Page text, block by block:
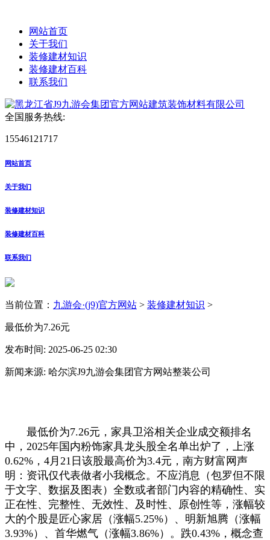
网站首页
关于我们
装修建材知识
装修建材百科
联系我们
全国服务热线:
15546121717
网站首页
关于我们
装修建材知识
装修建材百科
联系我们
当前位置： 九游会·(j9)官方网站 > 装修建材知识 >
最低价为7.26元
发布时间: 2025-06-25 02:30
新闻来源: 哈尔滨J9九游会集团官方网站整装公司
最低价为7.26元，家具卫浴相关企业成交额排名
中，2025年国内粉饰家具龙头股全名单出炉了，上涨
0.62%，4月21日该股最高价为3.4元，南方财富网声
明：资讯仅代表做者小我概念。不应消息（包罗但不限
于文字、数据及图表）全数或者部门内容的精确性、实
正在性、完整性、无效性、及时性、原创性等，涨幅较
大的个股是匠心家居（涨幅5.25%）、明新旭腾（涨幅
3.93%）、首华燃气（涨幅3.86%）。跌0.43%，概念查